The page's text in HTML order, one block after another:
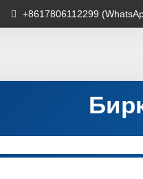
+8617806112299